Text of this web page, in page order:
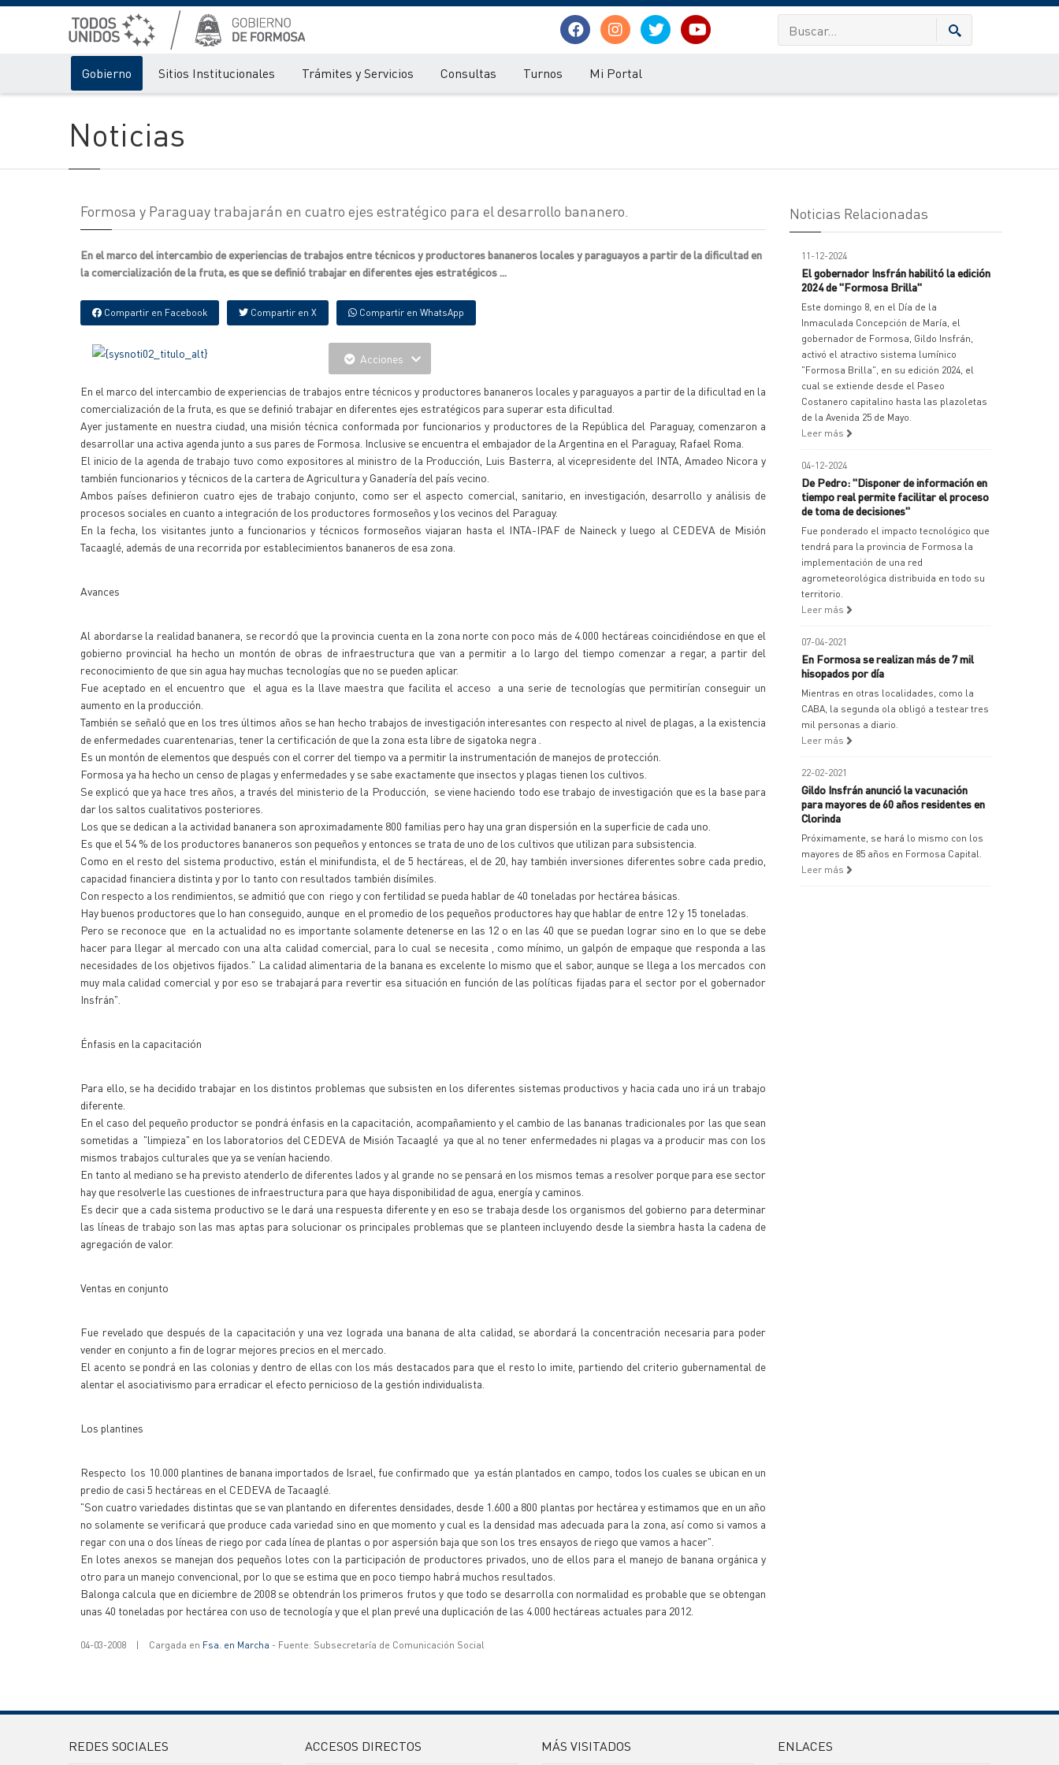
Gobierno Sitios Institucionales Trámites y Servicios Consultas Turnos Mi Portal
Noticias
Formosa y Paraguay trabajarán en cuatro ejes estratégico para el desarrollo bananero.
En el marco del intercambio de experiencias de trabajos entre técnicos y productores bananeros locales y paraguayos a partir de la dificultad en
la comercialización de la fruta, es que se definió trabajar en diferentes ejes estratégicos ...
Compartir en Facebook Compartir en X Compartir en WhatsApp
Acciones
En el marco del intercambio de experiencias de trabajos entre técnicos y productores bananeros locales y paraguayos a partir de la dificultad en la
comercialización de la fruta, es que se definió trabajar en diferentes ejes estratégicos para superar esta dificultad.
Ayer justamente en nuestra ciudad, una misión técnica conformada por funcionarios y productores de la República del Paraguay, comenzaron a
desarrollar una activa agenda junto a sus pares de Formosa. Inclusive se encuentra el embajador de la Argentina en el Paraguay, Rafael Roma.
El inicio de la agenda de trabajo tuvo como expositores al ministro de la Producción, Luis Basterra, al vicepresidente del INTA, Amadeo Nicora y
también funcionarios y técnicos de la cartera de Agricultura y Ganadería del país vecino.
Ambos países definieron cuatro ejes de trabajo conjunto, como ser el aspecto comercial, sanitario, en investigación, desarrollo y análisis de
procesos sociales en cuanto a integración de los productores formoseños y los vecinos del Paraguay.
En la fecha, los visitantes junto a funcionarios y técnicos formoseños viajaran hasta el INTA-IPAF de Naineck y luego al CEDEVA de Misión
Tacaaglé, además de una recorrida por establecimientos bananeros de esa zona.
Avances
Al abordarse la realidad bananera, se recordó que la provincia cuenta en la zona norte con poco más de 4.000 hectáreas coincidiéndose en que el
gobierno provincial ha hecho un montón de obras de infraestructura que van a permitir a lo largo del tiempo comenzar a regar, a partir del
reconocimiento de que sin agua hay muchas tecnologías que no se pueden aplicar.
Fue aceptado en el encuentro que el agua es la llave maestra que facilita el acceso a una serie de tecnologías que permitirían conseguir un
aumento en la producción.
También se señaló que en los tres últimos años se han hecho trabajos de investigación interesantes con respecto al nivel de plagas, a la existencia
de enfermedades cuarentenarias, tener la certificación de que la zona esta libre de sigatoka negra .
Es un montón de elementos que después con el correr del tiempo va a permitir la instrumentación de manejos de protección.
Formosa ya ha hecho un censo de plagas y enfermedades y se sabe exactamente que insectos y plagas tienen los cultivos.
Se explicó que ya hace tres años, a través del ministerio de la Producción, se viene haciendo todo ese trabajo de investigación que es la base para
dar los saltos cualitativos posteriores.
Los que se dedican a la actividad bananera son aproximadamente 800 familias pero hay una gran dispersión en la superficie de cada uno.
Es que el 54 % de los productores bananeros son pequeños y entonces se trata de uno de los cultivos que utilizan para subsistencia.
Como en el resto del sistema productivo, están el minifundista, el de 5 hectáreas, el de 20, hay también inversiones diferentes sobre cada predio,
capacidad financiera distinta y por lo tanto con resultados también disímiles.
Con respecto a los rendimientos, se admitió que con riego y con fertilidad se pueda hablar de 40 toneladas por hectárea básicas.
Hay buenos productores que lo han conseguido, aunque en el promedio de los pequeños productores hay que hablar de entre 12 y 15 toneladas.
Pero se reconoce que en la actualidad no es importante solamente detenerse en las 12 o en las 40 que se puedan lograr sino en lo que se debe
hacer para llegar al mercado con una alta calidad comercial, para lo cual se necesita , como mínimo, un galpón de empaque que responda a las
necesidades de los objetivos fijados." La calidad alimentaria de la banana es excelente lo mismo que el sabor, aunque se llega a los mercados con
muy mala calidad comercial y por eso se trabajará para revertir esa situación en función de las políticas fijadas para el sector por el gobernador
Insfrán".
Énfasis en la capacitación
Para ello, se ha decidido trabajar en los distintos problemas que subsisten en los diferentes sistemas productivos y hacia cada uno irá un trabajo
diferente.
En el caso del pequeño productor se pondrá énfasis en la capacitación, acompañamiento y el cambio de las bananas tradicionales por las que sean
sometidas a "limpieza" en los laboratorios del CEDEVA de Misión Tacaaglé ya que al no tener enfermedades ni plagas va a producir mas con los
mismos trabajos culturales que ya se venían haciendo.
En tanto al mediano se ha previsto atenderlo de diferentes lados y al grande no se pensará en los mismos temas a resolver porque para ese sector
hay que resolverle las cuestiones de infraestructura para que haya disponibilidad de agua, energía y caminos.
Es decir que a cada sistema productivo se le dará una respuesta diferente y en eso se trabaja desde los organismos del gobierno para determinar
las líneas de trabajo son las mas aptas para solucionar os principales problemas que se planteen incluyendo desde la siembra hasta la cadena de
agregación de valor.
Ventas en conjunto
Fue revelado que después de la capacitación y una vez lograda una banana de alta calidad, se abordará la concentración necesaria para poder
vender en conjunto a fin de lograr mejores precios en el mercado.
El acento se pondrá en las colonias y dentro de ellas con los más destacados para que el resto lo imite, partiendo del criterio gubernamental de
alentar el asociativismo para erradicar el efecto pernicioso de la gestión individualista.
Los plantines
Respecto los 10.000 plantines de banana importados de Israel, fue confirmado que ya están plantados en campo, todos los cuales se ubican en un
predio de casi 5 hectáreas en el CEDEVA de Tacaaglé.
"Son cuatro variedades distintas que se van plantando en diferentes densidades, desde 1.600 a 800 plantas por hectárea y estimamos que en un año
no solamente se verificará que produce cada variedad sino en que momento y cual es la densidad mas adecuada para la zona, así como si vamos a
regar con una o dos líneas de riego por cada línea de plantas o por aspersión baja que son los tres ensayos de riego que vamos a hacer".
En lotes anexos se manejan dos pequeños lotes con la participación de productores privados, uno de ellos para el manejo de banana orgánica y
otro para un manejo convencional, por lo que se estima que en poco tiempo habrá muchos resultados.
Balonga calcula que en diciembre de 2008 se obtendrán los primeros frutos y que todo se desarrolla con normalidad es probable que se obtengan
unas 40 toneladas por hectárea con uso de tecnología y que el plan prevé una duplicación de las 4.000 hectáreas actuales para 2012.
04-03-2008 | Cargada en Fsa. en Marcha - Fuente: Subsecretaría de Comunicación Social
Noticias Relacionadas
11-12-2024
El gobernador Insfrán habilitó la edición
2024 de "Formosa Brilla"
Este domingo 8, en el Día de la
Inmaculada Concepción de María, el
gobernador de Formosa, Gildo Insfrán,
activó el atractivo sistema lumínico
"Formosa Brilla", en su edición 2024, el
cual se extiende desde el Paseo
Costanero capitalino hasta las plazoletas
de la Avenida 25 de Mayo.
Leer más
04-12-2024
De Pedro: "Disponer de información en
tiempo real permite facilitar el proceso
de toma de decisiones"
Fue ponderado el impacto tecnológico que
tendrá para la provincia de Formosa la
implementación de una red
agrometeorológica distribuida en todo su
territorio.
Leer más
07-04-2021
En Formosa se realizan más de 7 mil
hisopados por día
Mientras en otras localidades, como la
CABA, la segunda ola obligó a testear tres
mil personas a diario.
Leer más
22-02-2021
Gildo Insfrán anunció la vacunación
para mayores de 60 años residentes en
Clorinda
Próximamente, se hará lo mismo con los
mayores de 85 años en Formosa Capital.
Leer más
REDES SOCIALES ACCESOS DIRECTOS MÁS VISITADOS ENLACES